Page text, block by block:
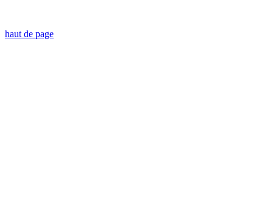
haut de page